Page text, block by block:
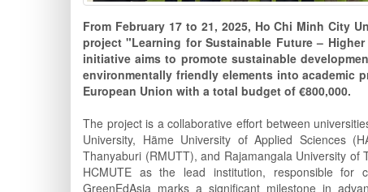
From February 17 to 21, 2025, Ho Chi Minh City
project "Learning for Sustainable Future –
initiative aims to promote sustainable
environmentally friendly elements into academic
European Union with a total budget of €800,000.
The project is a collaborative effort between
University, Häme University of Applied Sciences
Thanyaburi (RMUTT), and Rajamangala University
HCMUTE as the lead institution, responsible for
GreenEdAsia marks a significant milestone in